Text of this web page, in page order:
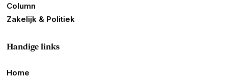
Column
Zakelijk & Politiek
Handige links
Home